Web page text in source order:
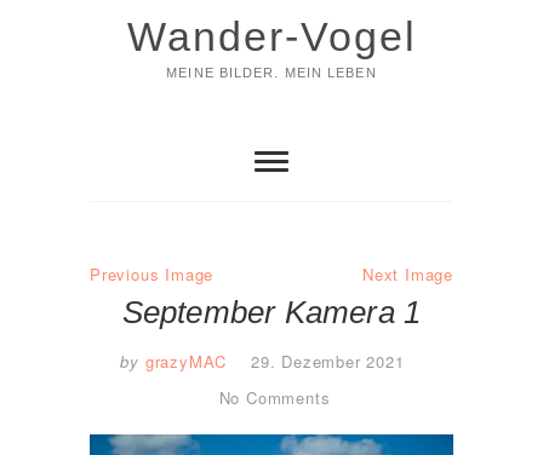
Wander-Vogel
MEINE BILDER. MEIN LEBEN
Previous Image Next Image
September Kamera 1
by grazyMAC
29. Dezember 2021
No Comments